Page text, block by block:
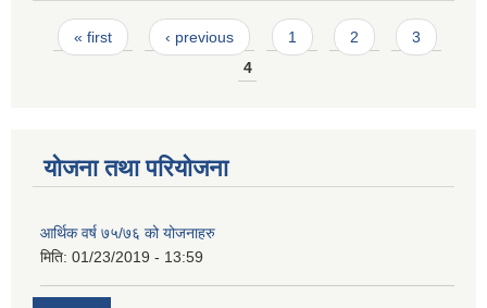
Pages
« first ‹ previous 1 2
3
4
योजना तथा परियोजना
आर्थिक वर्ष ७५/७६ को योजनाहरु
मिति: 01/23/2019 - 13:59